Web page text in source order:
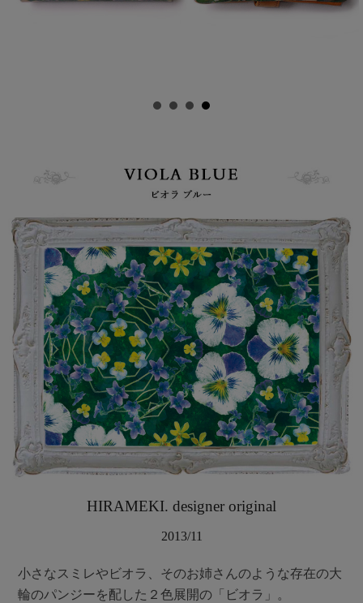
HIRAMEKI. designer original
2013/11
小さなスミレやビオラ、そのお姉さんのような存在の大
輪のパンジーを配した２色展開の「ビオラ」。